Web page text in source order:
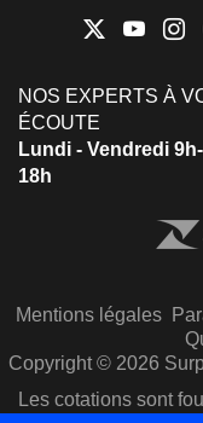
NOS EXPERTS À
ÉCOUTE
Lundi - Vendredi
18h
Mentions légales
Copyright © 2026
Les cotations sont